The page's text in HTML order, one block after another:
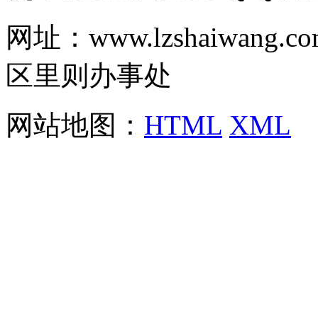
网址：
区里则办事处
网站地图： HTML XML